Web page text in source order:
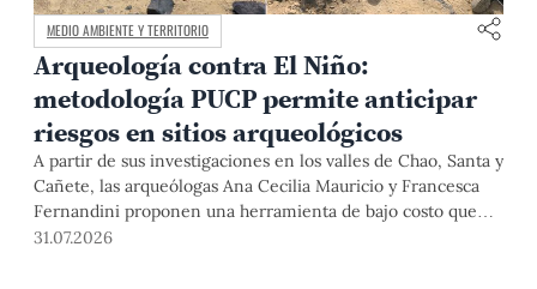
MEDIO AMBIENTE Y TERRITORIO
Arqueología contra El Niño:
metodología PUCP permite anticipar
riesgos en sitios arqueológicos
A partir de sus investigaciones en los valles de Chao, Santa y
Cañete, las arqueólogas Ana Cecilia Mauricio y Francesca
Fernandini proponen una herramienta de bajo costo que
combina datos abiertos, mapas, sistemas de información
31.07.2026